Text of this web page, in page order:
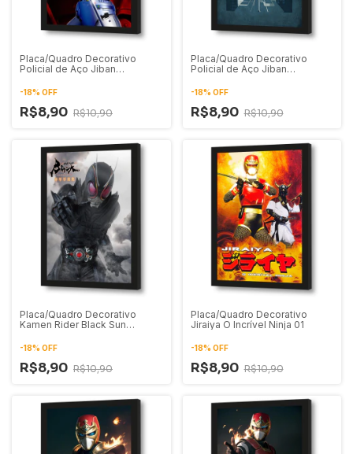
Placa/Quadro Decorativo
Policial de Aço Jiban
-18% OFF
R$8,90 R$10,90
Placa/Quadro Decorativo
Policial de Aço Jiban
-18% OFF
R$8,90 R$10,90
Placa/Quadro Decorativo
Kamen Rider Black Sun
-18% OFF
R$8,90 R$10,90
Placa/Quadro Decorativo
Jiraiya O Incrível Ninja 01
-18% OFF
R$8,90 R$10,90